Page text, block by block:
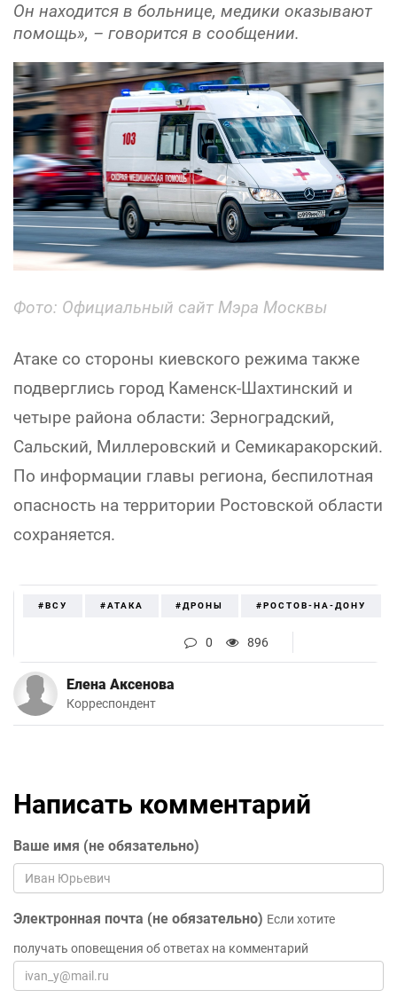
Он находится в больнице, медики оказывают
помощь», – говорится в сообщении.
Фото: Официальный сайт Мэра Москвы
Атаке со стороны киевского режима также
подверглись город Каменск-Шахтинский и
четыре района области: Зерноградский,
Сальский, Миллеровский и Семикаракорский.
По информации главы региона, беспилотная
опасность на территории Ростовской области
сохраняется.
#ВСУ #АТАКА #ДРОНЫ #РОСТОВ-НА-ДОНУ
0 896
Елена Аксенова
Корреспондент
Написать комментарий
Ваше имя (не обязательно)
Электронная почта (не обязательно) Если хотите
получать оповещения об ответах на комментарий